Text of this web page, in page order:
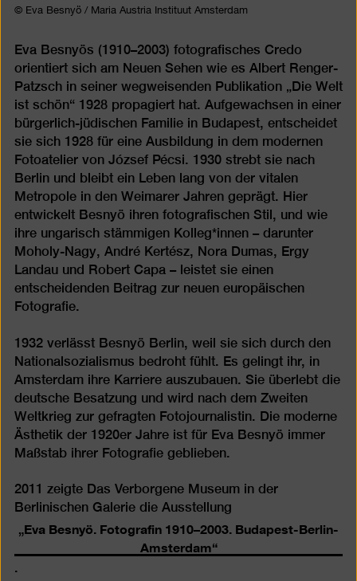
© Eva Besnyö / Maria Austria Instituut Amsterdam
Eva Besnyös (1910–2003) fotografisches Credo
orientiert sich am Neuen Sehen wie es Albert Renger-
Patzsch in seiner wegweisenden Publikation „Die Welt
ist schön“ 1928 propagiert hat. Aufgewachsen in einer
bürgerlich-jüdischen Familie in Budapest, entscheidet
sie sich 1928 für eine Ausbildung in dem modernen
Fotoatelier von József Pécsi. 1930 strebt sie nach
Berlin und bleibt ein Leben lang von der vitalen
Metropole in den Weimarer Jahren geprägt. Hier
entwickelt Besnyö ihren fotografischen Stil, und wie
ihre ungarisch stämmigen Kolleg*innen – darunter
Moholy-Nagy, André Kertész, Nora Dumas, Ergy
Landau und Robert Capa – leistet sie einen
entscheidenden Beitrag zur neuen europäischen
Fotografie.
1932 verlässt Besnyö Berlin, weil sie sich durch den
Nationalsozialismus bedroht fühlt. Es gelingt ihr, in
Amsterdam ihre Karriere auszubauen. Sie überlebt die
deutsche Besatzung und wird nach dem Zweiten
Weltkrieg zur gefragten Fotojournalistin. Die moderne
Ästhetik der 1920er Jahre ist für Eva Besnyö immer
Maßstab ihrer Fotografie geblieben.
2011 zeigte Das Verborgene Museum in der
Berlinischen Galerie die Ausstellung
„Eva Besnyö. Fotografin 1910–2003. Budapest-Berlin-
Amsterdam“
.